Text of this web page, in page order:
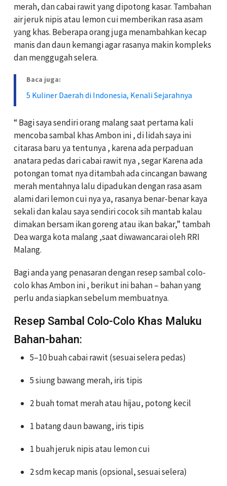
merah, dan cabai rawit yang dipotong kasar. Tambahan
air jeruk nipis atau lemon cui memberikan rasa asam
yang khas. Beberapa orang juga menambahkan kecap
manis dan daun kemangi agar rasanya makin kompleks
dan menggugah selera.
Baca juga:
5 Kuliner Daerah di Indonesia, Kenali Sejarahnya
“ Bagi saya sendiri orang malang saat pertama kali
mencoba sambal khas Ambon ini , di lidah saya ini
citarasa baru ya tentunya , karena ada perpaduan
anatara pedas dari cabai rawit nya , segar Karena ada
potongan tomat nya ditambah ada cincangan bawang
merah mentahnya lalu dipadukan dengan rasa asam
alami dari lemon cui nya ya, rasanya benar-benar kaya
sekali dan kalau saya sendiri cocok sih mantab kalau
dimakan bersam ikan goreng atau ikan bakar,” tambah
Dea warga kota malang ,saat diwawancarai oleh RRI
Malang.
Bagi anda yang penasaran dengan resep sambal colo-
colo khas Ambon ini , berikut ini bahan – bahan yang
perlu anda siapkan sebelum membuatnya.
Resep Sambal Colo-Colo Khas Maluku
Bahan-bahan:
5–10 buah cabai rawit (sesuai selera pedas)
5 siung bawang merah, iris tipis
2 buah tomat merah atau hijau, potong kecil
1 batang daun bawang, iris tipis
1 buah jeruk nipis atau lemon cui
2 sdm kecap manis (opsional, sesuai selera)